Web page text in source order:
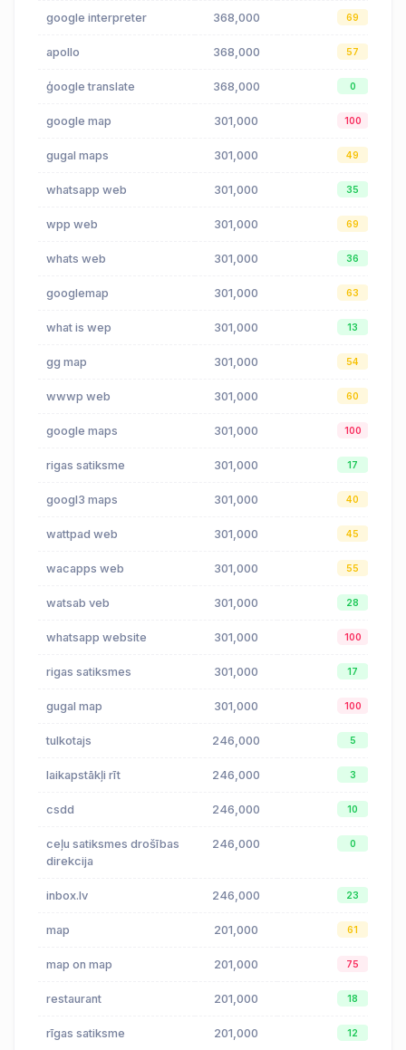
google interpreter 368,000 69
apollo 368,000 57
ģoogle translate 368,000 0
google map 301,000 100
gugal maps 301,000 49
whatsapp web 301,000 35
wpp web 301,000 69
whats web 301,000 36
googlemap 301,000 63
what is wep 301,000 13
gg map 301,000 54
wwwp web 301,000 60
google maps 301,000 100
rigas satiksme 301,000 17
googl3 maps 301,000 40
wattpad web 301,000 45
wacapps web 301,000 55
watsab veb 301,000 28
whatsapp website 301,000 100
rigas satiksmes 301,000 17
gugal map 301,000 100
tulkotajs 246,000 5
laikapstākļi rīt 246,000 3
csdd 246,000 10
ceļu satiksmes drošības
direkcija
246,000 0
inbox.lv 246,000 23
map 201,000 61
map on map 201,000 75
restaurant 201,000 18
rīgas satiksme 201,000 12